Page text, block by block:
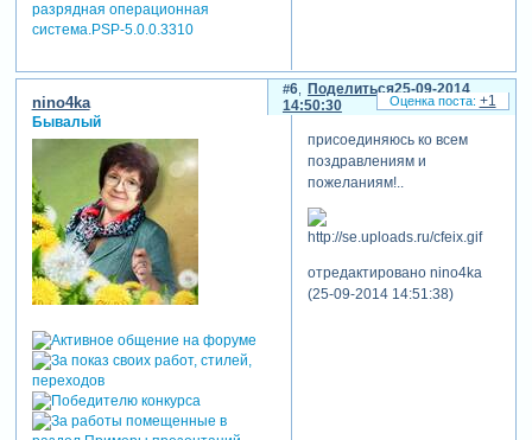
разрядная операционная
система.PSP-5.0.0.3310
Поделиться
6
25-09-2014
14:50:30
nino4ka
Бывалый
присоединяюсь ко всем
поздравлениям и
пожеланиям!..
отредактировано nino4ka
(25-09-2014 14:51:38)
+1